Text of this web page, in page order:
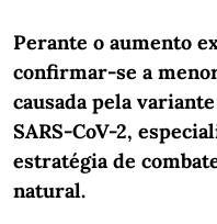
Perante o aumento
confirmar-se a
causada pela
SARS-CoV-2,
estratégia de
natural.